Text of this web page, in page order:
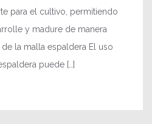
para el cultivo, permitiendo
y madure de manera
la malla espaldera El uso
puede […]